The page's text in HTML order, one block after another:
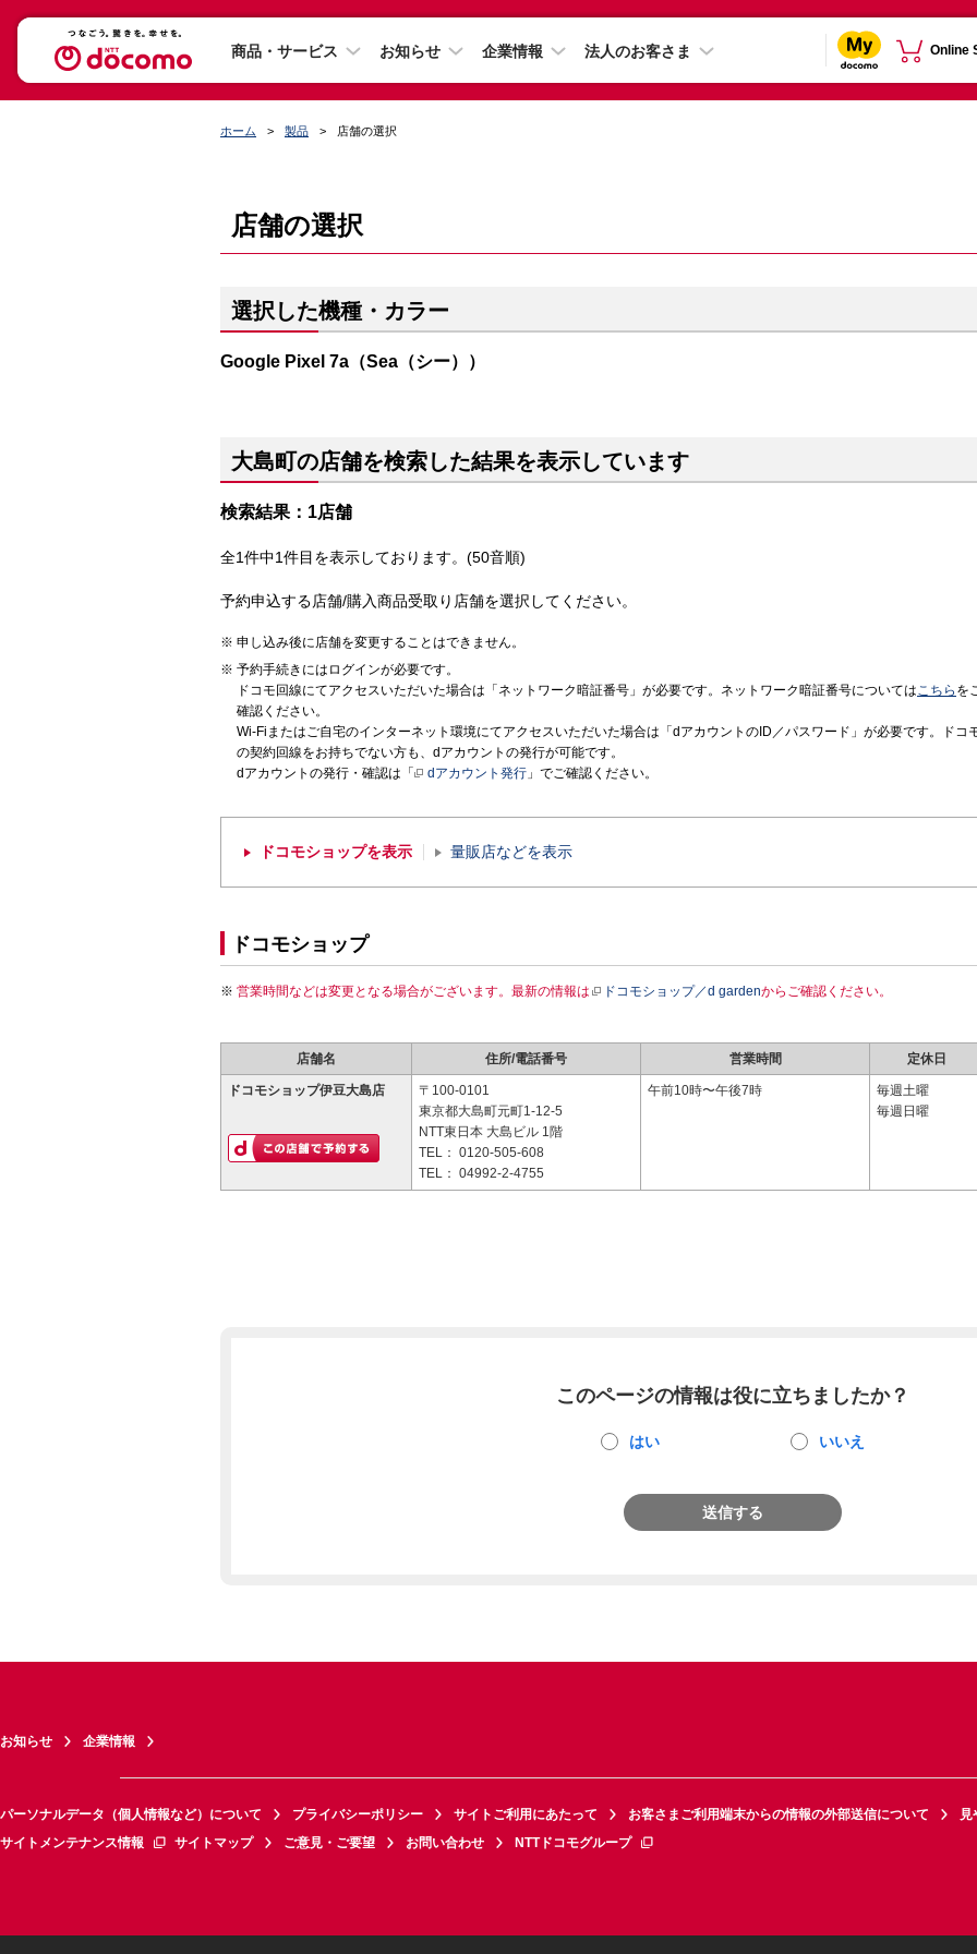
商品・サービス お知らせ 企業情報 法人のお客さま Online
ホーム 製品 店舗の選択
店舗の選択
選択した機種・カラー
Google Pixel 7a（Sea（シー））
大島町の店舗を検索した結果を表示しています
検索結果：1店舗
全1件中1件目を表示しております。(50音順)
予約申込する店舗/購入商品受取り店舗を選択してください。
申し込み後に店舗を変更することはできません。
予約手続きにはログインが必要です。
ドコモ回線にてアクセスいただいた場合は「ネットワーク暗証番号」が必要です。ネットワーク暗証番号についてはこちら を
確認ください。
Wi-Fiまたはご自宅のインターネット環境にてアクセスいただいた場合は「dアカウントのID／パスワード」が必要です。ドコ
の契約回線をお持ちでない方も、dアカウントの発行が可能です。
dアカウントの発行・確認は「
dアカウント発行 」でご確認ください。
ドコモショップを表示 量販店などを表示
ドコモショップ
営業時間などは変更となる場合がございます。最新の情報は ドコモショップ／d gardenからご確認ください。
店舗名 住所/電話番号 営業時間 定休日
ドコモショップ伊豆大島店
〒100-0101
東京都大島町元町1-12-5
NTT東日本 大島ビル 1階
TEL： 0120-505-608
TEL： 04992-2-4755
午前10時〜午後7時
毎週土曜
毎週日曜
このページの情報は役に立ちましたか？
はい いいえ
送信する
お知らせ 企業情報
パーソナルデータ（個人情報など）について プライバシーポリシー サイトご利用にあたって お客さまご利用端末からの情報の外部送信について
見
サイトメンテナンス情報
サイトマップ ご意見・ご要望 お問い合わせ NTTドコモグループ